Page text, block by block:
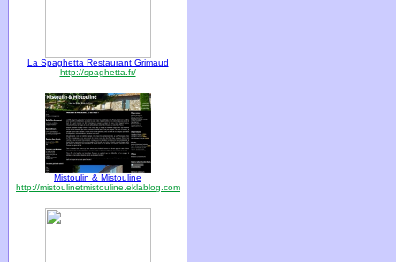
La Spaghetta Restaurant Grimaud
http://spaghetta.fr/
Mistoulin & Mistouline
http://mistoulinetmistouline.eklablog.com